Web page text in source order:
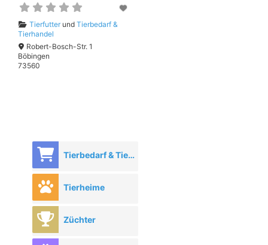
Tierfutterund Tierbedarf &
Tierhandel
Robert-Bosch-Str. 1
Böbingen
73560
Tierbedarf & Tierhandel
Tierheime
Züchter